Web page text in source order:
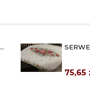
75,65